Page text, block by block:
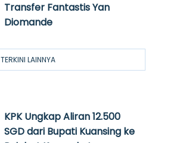
Transfer Fantastis Yan
Diomande
TERKINI LAINNYA
KPK Ungkap Aliran 12.500
SGD dari Bupati Kuansing ke